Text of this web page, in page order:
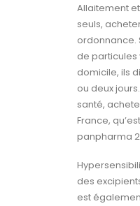
Allaitement
seuls,
ordonnance.
de particules
domicile, ils
ou deux
santé,
France,
panpharma
des
est